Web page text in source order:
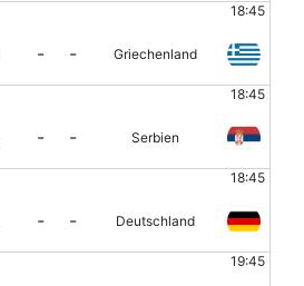
18:45
- - Griechenland
18:45
- - Serbien
18:45
- - Deutschland
19:45